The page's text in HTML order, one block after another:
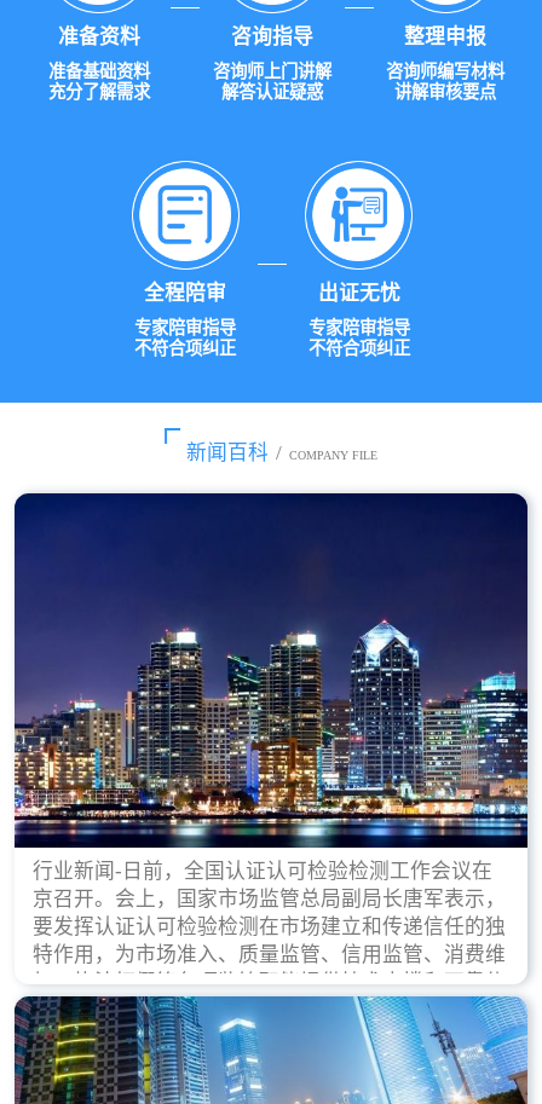
准备资料
准备基础资料
充分了解需求
咨询指导
咨询师上门讲解
解答认证疑惑
整理申报
咨询师编写材料
讲解审核要点
全程陪审
专家陪审指导
不符合项纠正
出证无忧
专家陪审指导
不符合项纠正
新闻百科 / COMPANY FILE
行业新闻-日前，全国认证认可检验检测工作会议在
京召开。会上，国家市场监管总局副局长唐军表示，
要发挥认证认可检验检测在市场建立和传递信任的独
特作用，为市场准入、质量监管、信用监管、消费维
权、执法打假等各项监管职能提供技术支撑和可靠依
据。